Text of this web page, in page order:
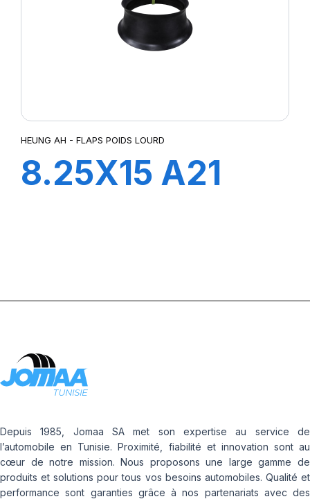
HEUNG AH - FLAPS POIDS LOURD
8.25X15 A21
Depuis 1985, Jomaa SA met son expertise au service de
l’automobile en Tunisie. Proximité, fiabilité et innovation sont au
cœur de notre mission. Nous proposons une large gamme de
produits et solutions pour tous vos besoins automobiles. Qualité et
performance sont garanties grâce à nos partenariats avec des